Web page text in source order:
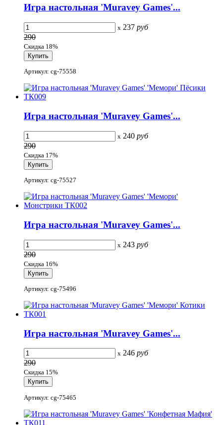
Игра настольная 'Muravey Games'...
x 237 руб
290
Скидка 18%
Артикул: cg-75558
Игра настольная 'Muravey Games'...
x 240 руб
290
Скидка 17%
Артикул: cg-75527
Игра настольная 'Muravey Games'...
x 243 руб
290
Скидка 16%
Артикул: cg-75496
Игра настольная 'Muravey Games'...
x 246 руб
290
Скидка 15%
Артикул: cg-75465